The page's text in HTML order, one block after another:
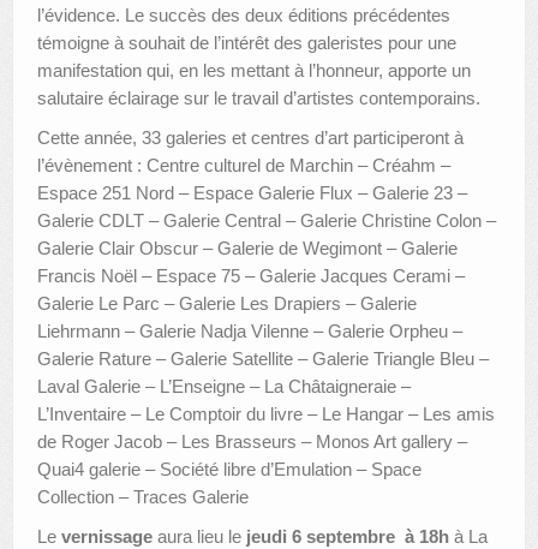
l’évidence. Le succès des deux éditions précédentes
témoigne à souhait de l’intérêt des galeristes pour une
manifestation qui, en les mettant à l’honneur, apporte un
salutaire éclairage sur le travail d’artistes contemporains.
Cette année, 33 galeries et centres d’art participeront à
l’évènement : Centre culturel de Marchin – Créahm –
Espace 251 Nord – Espace Galerie Flux – Galerie 23 –
Galerie CDLT – Galerie Central – Galerie Christine Colon –
Galerie Clair Obscur – Galerie de Wegimont – Galerie
Francis Noël – Espace 75 – Galerie Jacques Cerami –
Galerie Le Parc – Galerie Les Drapiers – Galerie
Liehrmann – Galerie Nadja Vilenne – Galerie Orpheu –
Galerie Rature – Galerie Satellite – Galerie Triangle Bleu –
Laval Galerie – L’Enseigne – La Châtaigneraie –
L’Inventaire – Le Comptoir du livre – Le Hangar – Les amis
de Roger Jacob – Les Brasseurs – Monos Art gallery –
Quai4 galerie – Société libre d’Emulation – Space
Collection – Traces Galerie
Le vernissage aura lieu le jeudi 6 septembre à 18h à La